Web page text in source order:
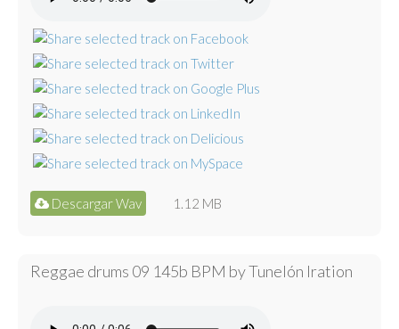
Descargar Wav 1.12 MB
Reggae drums 09 145b BPM by Tunelón Iration